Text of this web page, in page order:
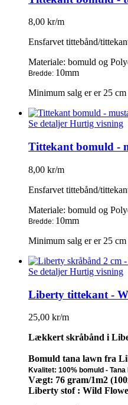
8,00 kr/m
Ensfarvet tittebånd/
Materiale: bomuld og
Bredde: 10mm
Minimum salg er er 25 cm
Se detaljerHurtig visning
Tittekant bomuld -
8,00 kr/m
Ensfarvet tittebånd/
Materiale: bomuld og
Bredde: 10mm
Minimum salg er er 25 cm
Se detaljerHurtig visning
Liberty tittekant -
25,00 kr/m
Lækkert skråbånd i
Bomuld tana lawn fra
Kvalitet: 100% bomuld -
Vægt: 76 gram/1m2
Liberty stof : Wild